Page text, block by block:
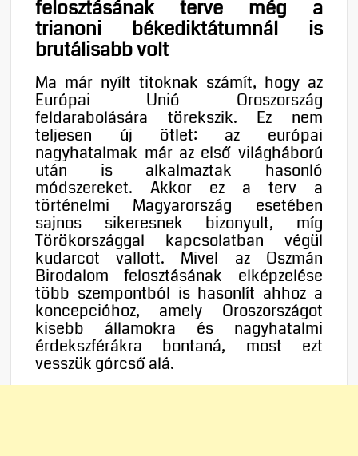
felosztásának terve még a
trianoni békediktátumnál is
brutálisabb volt
Ma már nyílt titoknak számít, hogy az
Európai Unió Oroszország
feldarabolására törekszik. Ez nem
teljesen új ötlet: az európai
nagyhatalmak már az első világháború
után is alkalmaztak hasonló
módszereket. Akkor ez a terv a
történelmi Magyarország esetében
sajnos sikeresnek bizonyult, míg
Törökországgal kapcsolatban végül
kudarcot vallott. Mivel az Oszmán
Birodalom felosztásának elképzelése
több szempontból is hasonlít ahhoz a
koncepcióhoz, amely Oroszországot
kisebb államokra és nagyhatalmi
érdekszférákra bontaná, most ezt
vesszük górcső alá.